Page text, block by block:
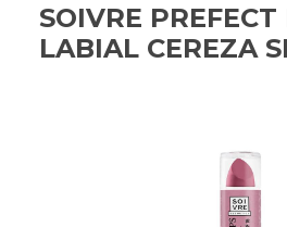
SOIVRE PREFECT
LABIAL CEREZA